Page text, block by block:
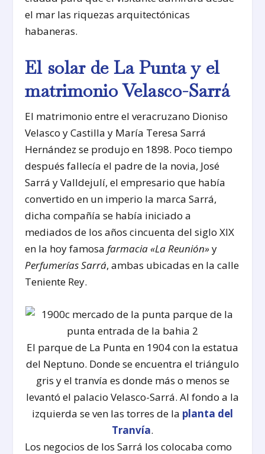
el mar las riquezas arquitectónicas
habaneras.
El solar de La Punta y el
matrimonio Velasco-Sarrá
El matrimonio entre el veracruzano Dioniso
Velasco y Castilla y María Teresa Sarrá
Hernández se produjo en 1898. Poco tiempo
después fallecía el padre de la novia, José
Sarrá y Valldejulí, el empresario que había
convertido en un imperio la marca Sarrá,
dicha compañía se había iniciado a
mediados de los años cincuenta del siglo XIX
en la hoy famosa farmacia «La Reunión»y
Perfumerías Sarrá, ambas ubicadas en la calle
Teniente Rey.
El parque de La Punta en 1904 con la estatua
del Neptuno. Donde se encuentra el triángulo
gris y el tranvía es donde más o menos se
levantó el palacio Velasco-Sarrá. Al fondo a la
izquierda se ven las torres de la planta del
Tranvía.
Los negocios de los Sarrá los colocaba como